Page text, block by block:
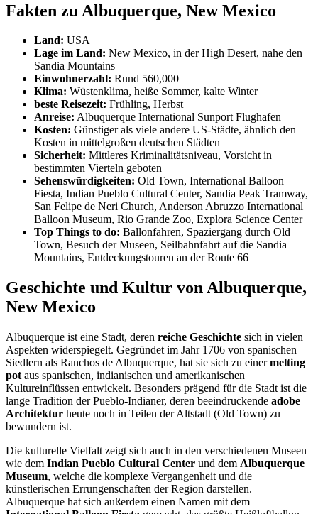
Fakten zu Albuquerque, New Mexico
Land: USA
Lage im Land: New Mexico, in der High Desert, nahe den
Sandia Mountains
Einwohnerzahl: Rund 560,000
Klima: Wüstenklima, heiße Sommer, kalte Winter
beste Reisezeit: Frühling, Herbst
Anreise: Albuquerque International Sunport Flughafen
Kosten: Günstiger als viele andere US-Städte, ähnlich den
Kosten in mittelgroßen deutschen Städten
Sicherheit: Mittleres Kriminalitätsniveau, Vorsicht in
bestimmten Vierteln geboten
Sehenswürdigkeiten: Old Town, International Balloon
Fiesta, Indian Pueblo Cultural Center, Sandia Peak Tramway,
San Felipe de Neri Church, Anderson Abruzzo International
Balloon Museum, Rio Grande Zoo, Explora Science Center
Top Things to do: Ballonfahren, Spaziergang durch Old
Town, Besuch der Museen, Seilbahnfahrt auf die Sandia
Mountains, Entdeckungstouren an der Route 66
Geschichte und Kultur von Albuquerque,
New Mexico
Albuquerque ist eine Stadt, deren reiche Geschichte sich in vielen
Aspekten widerspiegelt. Gegründet im Jahr 1706 von spanischen
Siedlern als Ranchos de Albuquerque, hat sie sich zu einermelting
pot aus spanischen, indianischen und amerikanischen
Kultureinflüssen entwickelt. Besonders prägend für die Stadt ist die
lange Tradition der Pueblo-Indianer, deren beeindruckende adobe
Architektur heute noch in Teilen der Altstadt (Old Town) zu
bewundern ist.
Die kulturelle Vielfalt zeigt sich auch in den verschiedenen Museen
wie dem Indian Pueblo Cultural Center und dem Albuquerque
Museum, welche die komplexe Vergangenheit und die
künstlerischen Errungenschaften der Region darstellen.
Albuquerque hat sich außerdem einen Namen mit dem